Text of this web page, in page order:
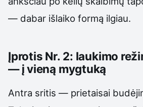
— dabar išlaiko formą ilgiau.
Įprotis Nr. 2: laukimo
— į vieną mygtuką
Antra sritis — prietaisai